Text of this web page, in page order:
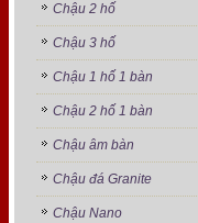
Chậu 2 hố
Chậu 3 hố
Chậu 1 hố 1 bàn
Chậu 2 hố 1 bàn
Chậu âm bàn
Chậu đá Granite
Chậu Nano